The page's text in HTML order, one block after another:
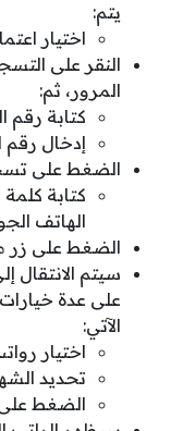
يتم:
اختيار
النقر على
المرور، ثم:
كتابة رقم
إدخال رقم
الضغط على
كتابة
الهاتف
الضغط على زر
سيتم الانتقال
على عدة
الآتي:
اختيار
تحديد
الضغط على